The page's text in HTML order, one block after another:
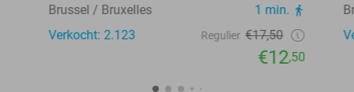
Brussel / Bruxelles
1 min.
Verkocht: 2.123
Regulier €17,50
€12,50